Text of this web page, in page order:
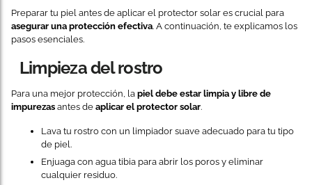
Preparar tu piel antes de aplicar el protector solar es crucial para
asegurar una protección efectiva. A continuación, te explicamos los
pasos esenciales.
Limpieza del rostro
Para una mejor protección, la piel debe estar limpia y libre de
impurezas antes de aplicar el protector solar.
Lava tu rostro con un limpiador suave adecuado para tu tipo
de piel.
Enjuaga con agua tibia para abrir los poros y eliminar
cualquier residuo.